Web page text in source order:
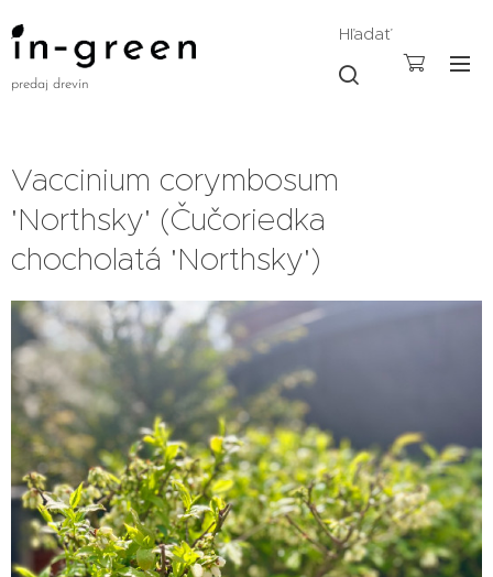
predaj drevín
Hľadať
Vaccinium corymbosum
'Northsky' (Čučoriedka
chocholatá 'Northsky')